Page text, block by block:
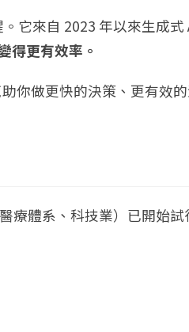
它來自 2023 年以來生成式
得更有效率。
你做更快的決策、更有效
療體系、科技業）已開始試